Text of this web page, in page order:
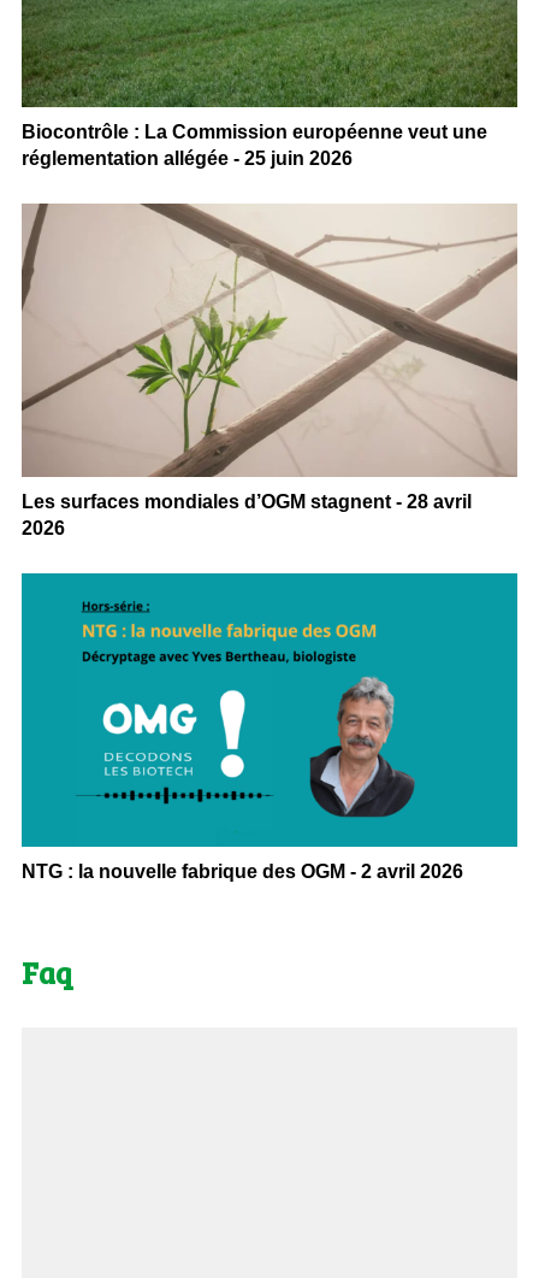
Biocontrôle : La Commission européenne veut une
réglementation allégée - 25 juin 2026
Les surfaces mondiales d’OGM stagnent - 28 avril
2026
NTG : la nouvelle fabrique des OGM - 2 avril 2026
Faq